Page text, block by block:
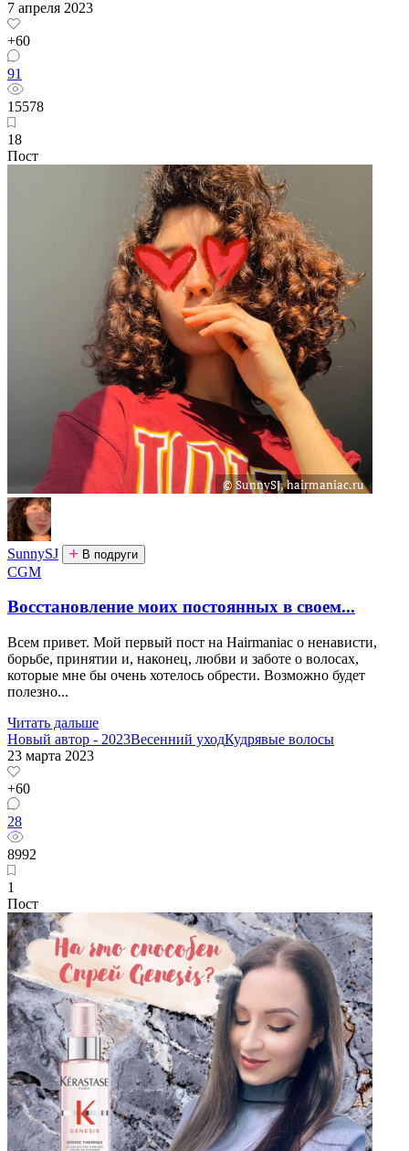
7 апреля 2023
+60
91
15578
18
Пост
SunnySJ В подруги
CGM
Восстановление моих постоянных в своем...
Всем привет. Мой первый пост на Hairmaniac о ненависти,
борьбе, принятии и, наконец, любви и заботе о волосах,
которые мне бы очень хотелось обрести. Возможно будет
полезно...
Читать дальше
Новый автор - 2023Весенний уходКудрявые волосы
23 марта 2023
+60
28
8992
1
Пост